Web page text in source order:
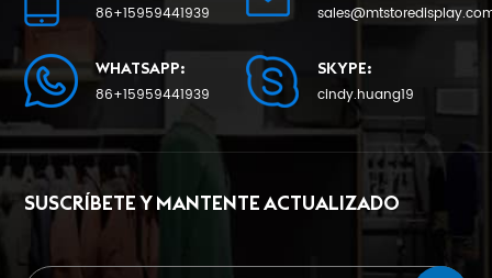
86+15959441939
WHATSAPP:
86+15959441939
SKYPE:
cindy.huang19
SUSCRÍBETE Y MANTENTE ACTUALIZADO